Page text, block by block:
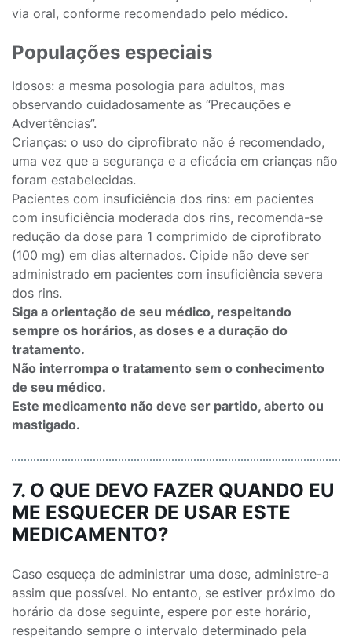
via oral, conforme recomendado pelo médico.
Populações especiais
Idosos: a mesma posologia para adultos, mas
observando cuidadosamente as “Precauções e
Advertências”.
Crianças: o uso do ciprofibrato não é recomendado,
uma vez que a segurança e a eficácia em crianças não
foram estabelecidas.
Pacientes com insuficiência dos rins: em pacientes
com insuficiência moderada dos rins, recomenda-se
redução da dose para 1 comprimido de ciprofibrato
(100 mg) em dias alternados. Cipide não deve ser
administrado em pacientes com insuficiência severa
dos rins.
Siga a orientação de seu médico, respeitando
sempre os horários, as doses e a duração do
tratamento.
Não interrompa o tratamento sem o conhecimento
de seu médico.
Este medicamento não deve ser partido, aberto ou
mastigado.
7. O QUE DEVO FAZER QUANDO EU
ME ESQUECER DE USAR ESTE
MEDICAMENTO?
Caso esqueça de administrar uma dose, administre-a
assim que possível. No entanto, se estiver próximo do
horário da dose seguinte, espere por este horário,
respeitando sempre o intervalo determinado pela